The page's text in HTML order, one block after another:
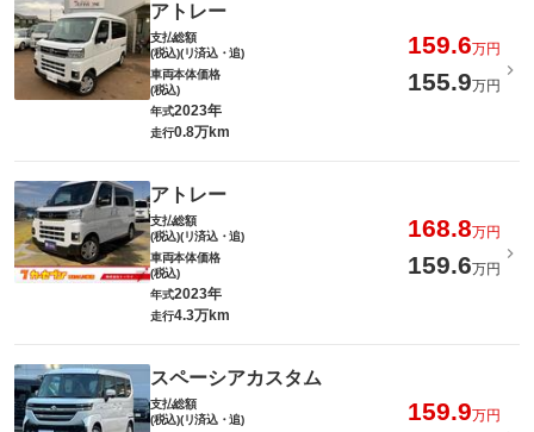
アトレー
支払総額
(税込)(リ済込・追)
159.6万円
車両本体価格
(税込)
155.9万円
年式2023年
走行0.8万km
アトレー
支払総額
(税込)(リ済込・追)
168.8万円
車両本体価格
(税込)
159.6万円
年式2023年
走行4.3万km
スペーシアカスタム
支払総額
(税込)(リ済込・追)
159.9万円